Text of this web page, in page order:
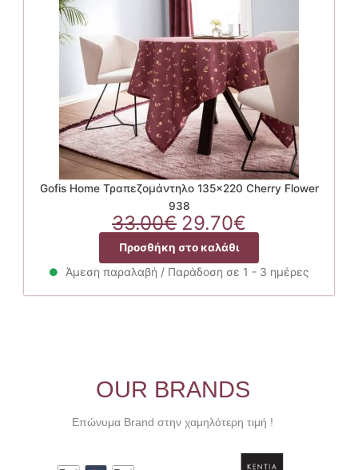
Gofis Home Τραπεζομάντηλο 135×220 Cherry Flower
938
33.00€ Original
price
was:
33.00€.
29.70€
τρέχουσα
τιμή
είναι:
29.70€.
Προσθήκη στο καλάθι
Άμεση παραλαβή / Παράδοση σε 1 - 3 ημέρες
OUR BRANDS
Επώνυμα Brand στην χαμηλότερη τιμή !